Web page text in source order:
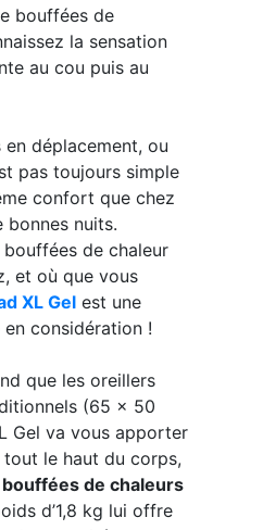
bouffées de
la sensation
au cou puis au
déplacement, ou
pas toujours simple
confort que chez
bonnes nuits.
de chaleur
et où que vous
XL Gelest une
considération !
que les oreillers
(65 x 50
Gel va vous apporter
le haut du corps,
de chaleurs
d’1,8 kg lui offre